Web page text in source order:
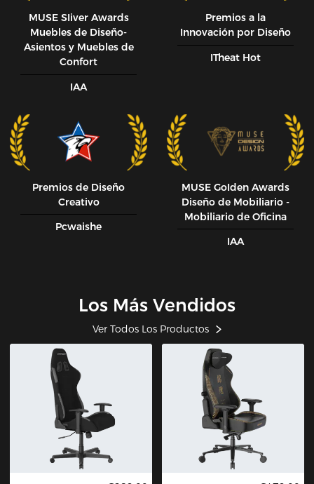
MUSE SIiver Awards
Muebles de Diseño-
Asientos y Muebles de
Confort
IAA
Premios a la
Innovación por Diseño
ITheat Hot
Premios de Diseño
Creativo
Pcwaishe
MUSE GoIden Awards
Diseño de Mobiliario -
Mobiliario de Oficina
IAA
Los Más Vendidos
Ver Todos Los Productos